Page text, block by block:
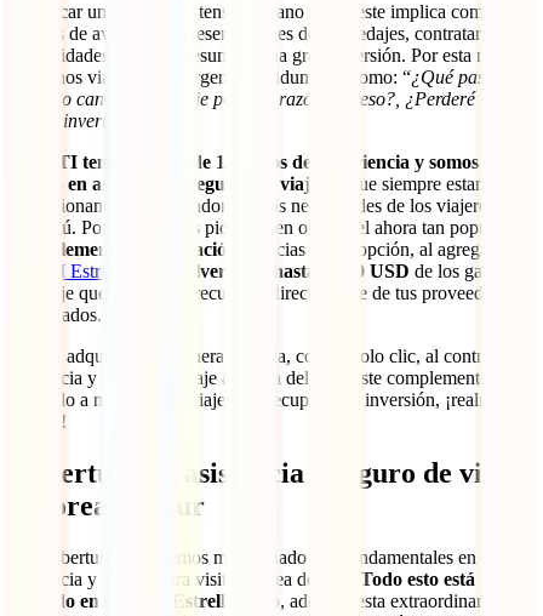
Planificar un viaje tan extenso y lejano como este implica comprar
pasajes de avión, hacer reservaciones de hospedajes, contratar tours
y actividades… Es, en resumen, una gran inversión. Por esta razón,
a muchos viajeros les surgen incertidumbres como: “¿Qué pasa si
necesito cancelar mi viaje por una razón de peso?, ¿Perderé todo el
dinero invertido?
IATI tenemos más de 135 años de experiencia y somos
líderes en asistencia y seguros de viaje
porque siempre estamos
evolucionando y adaptándonos a las necesidades de los viajeros
como tú. Por eso, fuimos pioneros en ofrecer el ahora tan popular
Complemento de Anulación
. Gracias a esta opción, al agregarlo a
IATI Estrella te devolveremos hasta 3,000 USD de los gastos
del viaje que no puedas recuperar directamente de tus proveedores
autorizados.
Podrás adquirirlo de manera sencilla, con un solo clic, al contratar tu
asistencia y seguro de viaje a Corea del Sur. Este complemento ha
ayudado a muchísimos viajeros a recuperar su inversión, ¡realmente
lo vale!
Cobertura de asistencia y seguro de viaje
a Corea del Sur
Las coberturas que hemos mencionado son fundamentales en tu
asistencia y seguro para visitar Corea del Sur. Todo esto está
incluido en tu IATI Estrella
. Pero, además, esta extraordinaria